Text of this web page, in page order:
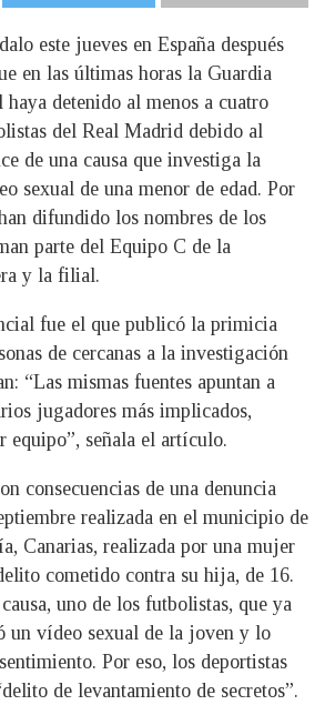
este jueves en España después
en las últimas horas la Guardia
detenido al menos a cuatro
del Real Madrid debido al
de una causa que investiga la
sexual de una menor de edad. Por
difundido los nombres de los
parte del Equipo C de la
y la filial.
fue el que publicó la primicia
de cercanas a la investigación
“Las mismas fuentes apuntan a
jugadores más implicados,
equipo”, señala el artículo.
consecuencias de una denuncia
realizada en el municipio de
Canarias, realizada por una mujer
cometido contra su hija, de 16.
uno de los futbolistas, que ya
un vídeo sexual de la joven y lo
Por eso, los deportistas
de levantamiento de secretos”.